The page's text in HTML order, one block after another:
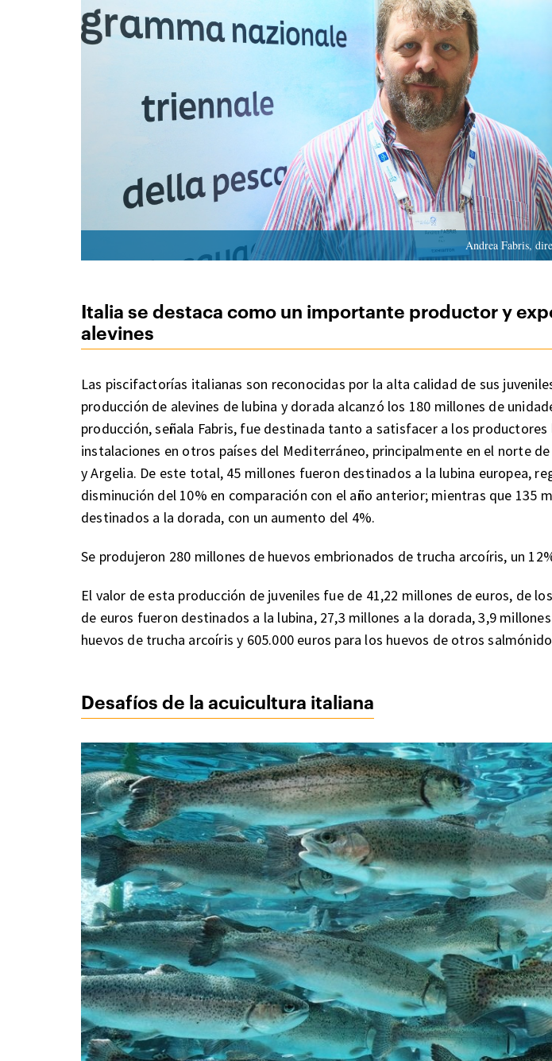
Andrea Fabris,
Italia se destaca como un importante productor y
alevines
Las piscifactorías italianas son reconocidas por la alta calidad de sus
producción de alevines de lubina y dorada alcanzó los 180 millones de
producción, señala Fabris, fue destinada tanto a satisfacer a los productores
instalaciones en otros países del Mediterráneo, principalmente en el norte
y Argelia. De este total, 45 millones fueron destinados a la lubina europea,
disminución del 10% en comparación con el año anterior; mientras que 135
destinados a la dorada, con un aumento del 4%.
Se produjeron 280 millones de huevos embrionados de trucha arcoíris, un
El valor de esta producción de juveniles fue de 41,22 millones de euros, de
de euros fueron destinados a la lubina, 27,3 millones a la dorada, 3,9
huevos de trucha arcoíris y 605.000 euros para los huevos de otros
Desafíos de la acuicultura italiana